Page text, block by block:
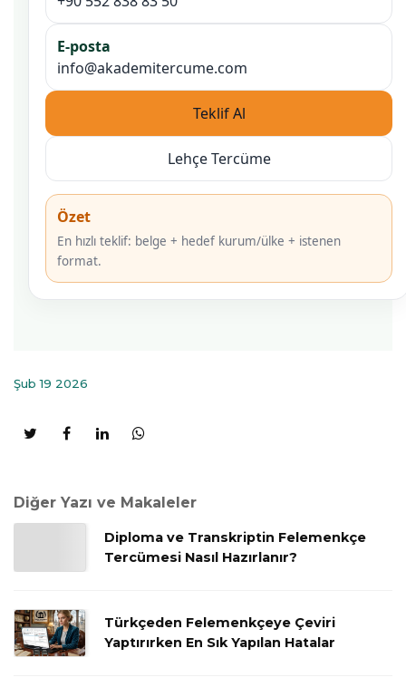
E-posta
info@akademitercume.com
Teklif Al
Lehçe Tercüme
Özet
En hızlı teklif: belge + hedef kurum/ülke + istenen
format.
Şub 19 2026
Diğer Yazı ve Makaleler
Diploma ve Transkriptin Felemenkçe
Tercümesi Nasıl Hazırlanır?
Türkçeden Felemenkçeye Çeviri
Yaptırırken En Sık Yapılan Hatalar